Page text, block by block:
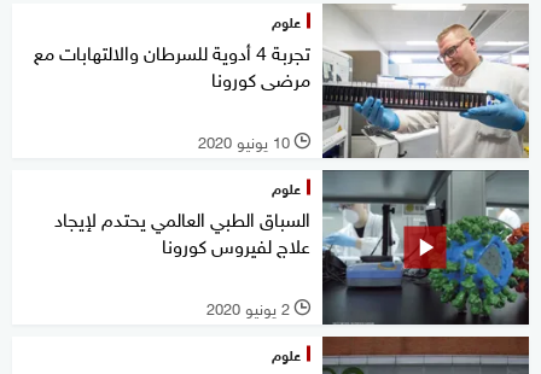
علوم
تجربة 4 أدوية للسرطان والالتهابات مع
مرضى كورونا
l 10 يونيو 2020
علوم
السباق الطبي العالمي يحتدم لإيجاد
علاج لفيروس كورونا
l 2 يونيو 2020
علوم